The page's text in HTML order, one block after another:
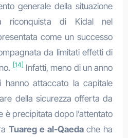
generale della situazione
riconquista di Kidal nel
come un successo
da limitati effetti di
[14] Infatti, meno di un anno
hanno attaccato la capitale
della sicurezza offerta da
è precipitata dopo l’attentato
Tuareg e al-Qaedache ha